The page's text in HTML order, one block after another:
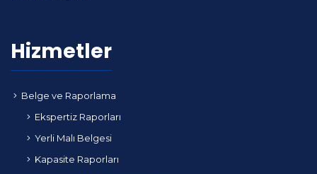
Hizmetler
Belge ve Raporlama
Ekspertiz Raporları
Yerli Malı Belgesi
Kapasite Raporları